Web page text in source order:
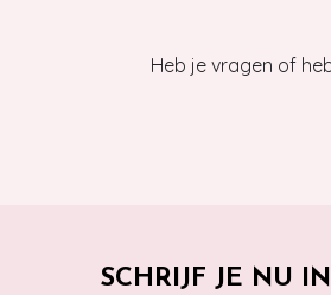
Heb je vragen of
SCHRIJF JE NU